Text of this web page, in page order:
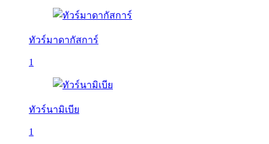
ทัวร์มาดากัสการ์
1
ทัวร์นามิเบีย
1